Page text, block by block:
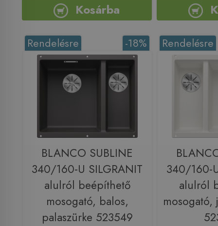
Kosárba
-18%
Rendelésre
BLANCO SUBLINE
340/160-U SILGRANIT
alulról beépíthető
mosogató, balos,
palaszürke 523549
Rendelésre
340/160-
alulról